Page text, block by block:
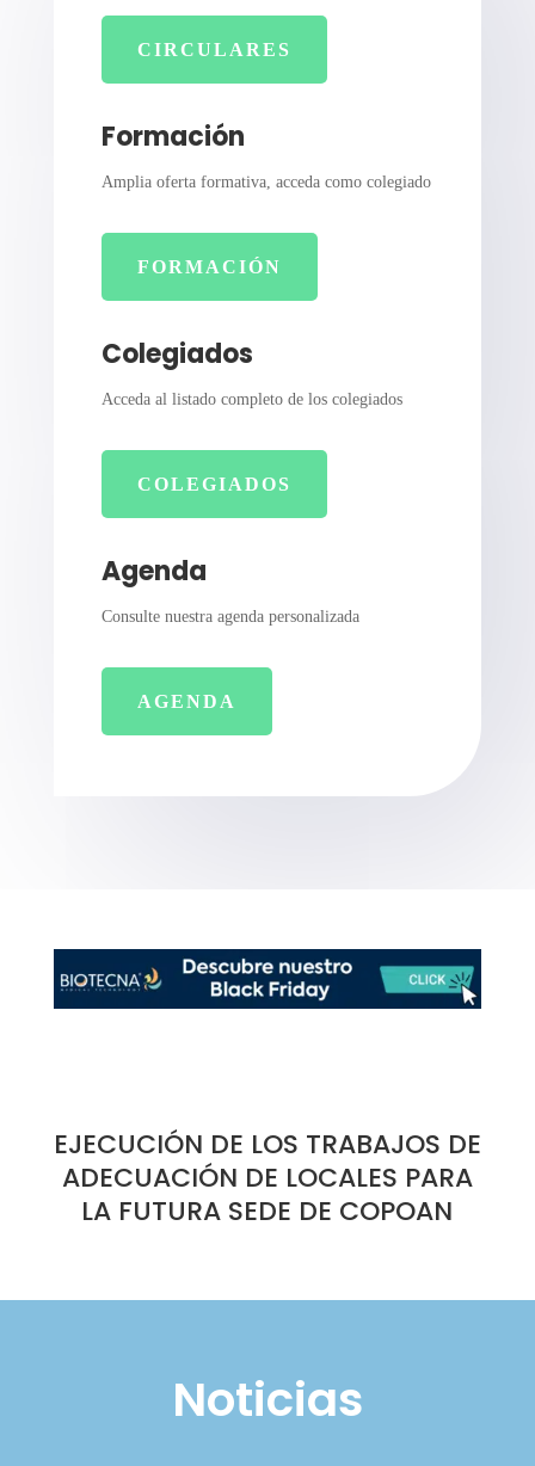
CIRCULARES
Formación
Amplia oferta formativa, acceda como colegiado
FORMACIÓN
Colegiados
Acceda al listado completo de los colegiados
COLEGIADOS
Agenda
Consulte nuestra agenda personalizada
AGENDA
EJECUCIÓN DE LOS TRABAJOS DE
ADECUACIÓN DE LOCALES PARA
LA FUTURA SEDE DE COPOAN
Noticias